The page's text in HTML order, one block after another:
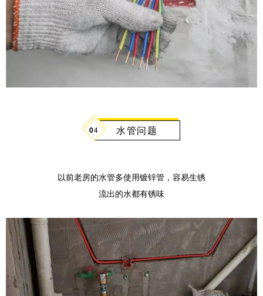
04 水管问题
以前老房的水管多使用镀锌管，容易生锈
流出的水都有锈味